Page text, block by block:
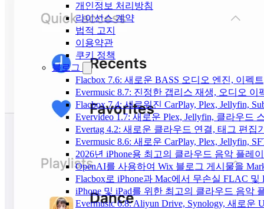
개인정보 처리방침
라이선스 계약
법적 고지
이용약관
쿠키 정책
블로그
Flacbox 7.6: 새로운 BASS 오디오 엔진, 이펙
Evermusic 8.7: 진정한 갭리스 재생, 오디오
Flacbox 7.4: 새로워진 CarPlay, Plex, Jellyfin,
Evervideo 1.7: 새로운 Plex, Jellyfin, 클라우드
Evertag 4.2: 새로운 클라우드 연결, 태그 편집
Evermusic 8.6: 새로운 CarPlay, Plex, Jellyfin,
2026년 iPhone용 최고의 클라우드 음악 플레
OpenAI를 사용하여 Wix 블로그 게시물을
Flacbox로 iPhone과 Mac에서 무손실 FLAC 및
iPhone 및 iPad를 위한 최고의 클라우드 음악
Evermusic 6.8: Aliyun Drive, Synology, 새로운